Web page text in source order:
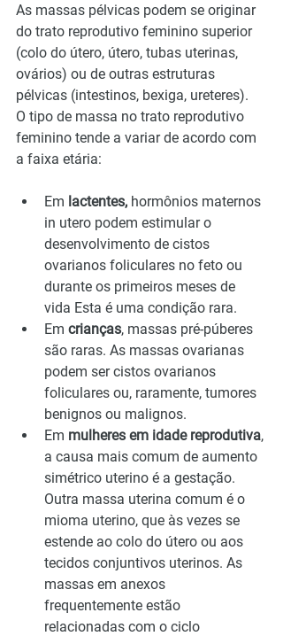
As massas pélvicas podem se originar
do trato reprodutivo feminino superior
(colo do útero, útero, tubas uterinas,
ovários) ou de outras estruturas
pélvicas (intestinos, bexiga, ureteres).
O tipo de massa no trato reprodutivo
feminino tende a variar de acordo com
a faixa etária:
Em lactentes, hormônios maternos
in utero podem estimular o
desenvolvimento de cistos
ovarianos foliculares no feto ou
durante os primeiros meses de
vida Esta é uma condição rara.
Em crianças, massas pré-púberes
são raras. As massas ovarianas
podem ser cistos ovarianos
foliculares ou, raramente, tumores
benignos ou malignos.
Em mulheres em idade reprodutiva,
a causa mais comum de aumento
simétrico uterino é a gestação.
Outra massa uterina comum é o
mioma uterino, que às vezes se
estende ao colo do útero ou aos
tecidos conjuntivos uterinos. As
massas em anexos
frequentemente estão
relacionadas com o ciclo